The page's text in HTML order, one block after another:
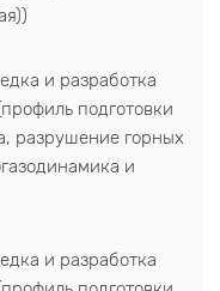
и разработка
подготовки
разрушение горных
и
и разработка